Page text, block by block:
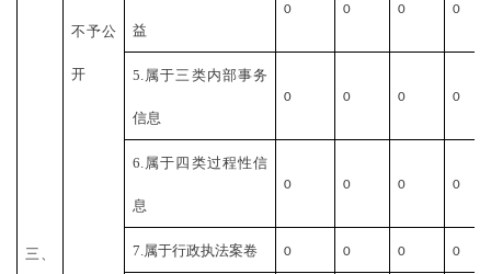
三、
不予公
开
益
0 0 0 0
5.属于三类内部事务
信息
0 0 0 0
6.属于四类过程性信
息
0 0 0 0
7.属于行政执法案卷 0 0 0 0